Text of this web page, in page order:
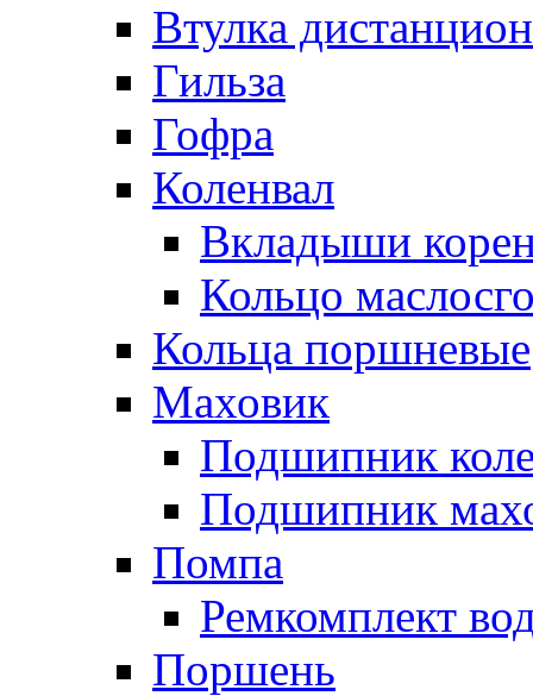
Втулка
Гильза
Гофра
Коленвал
Вкладыши
Кольцо
Кольца поршневые
Маховик
Подшипник
Подшипник
Помпа
Ремкомплект
Поршень